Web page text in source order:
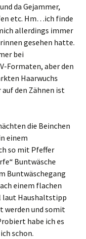
da Gejammer,
etc. Hm…ich finde
allerdings immer
gesehen hatte.
bei
Formaten, aber den
Haarwuchs
den Zähnen ist
die Beinchen
einem
so mit Pfeffer
Buntwäsche
Buntwäschegang
einem flachen
laut Haushaltstipp
werden und somit
habe ich es
schon.